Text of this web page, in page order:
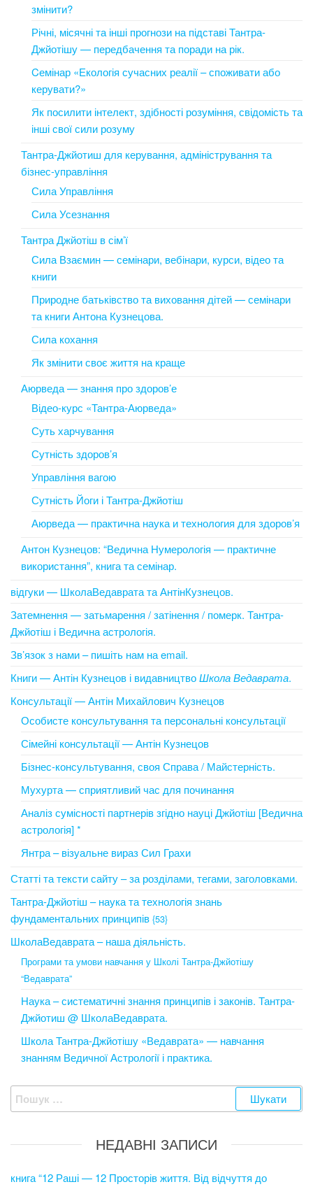
змінити?
Річні, місячні та інші прогнози на підставі Тантра-
Джйотішу — передбачення та поради на рік.
Cемінар «Екологія сучасних реалії – споживати або
керувати?»
Як посилити інтелект, здібності розуміння, свідомість та
інші свої сили розуму
Тантра-Джйотиш для керування, адміністрування та
бізнес-управління
Сила Управління
Сила Усезнання
Тантра Джйотіш в сім’ї
Сила Взаємин — семінари, вебінари, курси, відео та
книги
Природне батьківство та виховання дітей — семінари
та книги Антона Кузнецова.
Сила кохання
Як змінити своє життя на краще
Аюрведа — знання про здоров’е
Відео-курс «Тантра-Аюрведа»
Суть харчування
Сутність здоров’я
Управління вагою
Сутність Йоги і Тантра-Джйотіш
Аюрведа — практична наука и технология для здоров’я
Антон Кузнецов: “Ведична Нумерологія — практичне
використання”, книга та семінар.
відгуки — ШколаВедаврата та АнтінКузнецов.
Затемнення — затьмарення / затінення / померк. Тантра-
Джйотіш і Ведична астрологія.
Зв’язок з нами – пишіть нам на email.
Книги — Антін Кузнецов і видавництвоШкола Ведаврата.
Консультації — Антін Михайлович Кузнецов
Особисте консультування та персональні консультації
Сімейні консультації — Антін Кузнецов
Бізнес-консультування, своя Справа / Майстерність.
Мухурта — сприятливий час для починання
Аналіз сумісності партнерів згідно науці Джйотіш [Ведична
астрологія] *
Янтра – візуальне вираз Сил Грахи
Статті та тексти сайту – за розділами, тегами, заголовками.
Тантра-Джйотіш – наука та технологія знань
фундаментальних принципів {53}
ШколаВедаврата – наша діяльність.
Програми та умови навчання у Школі Тантра-Джйотішу
“Ведаврата”
Наука – систематичні знання принципів і законів. Тантра-
Джйотиш @ ШколаВедаврата.
Школа Тантра-Джйотішу «Ведаврата» — навчання
знанням Ведичної Астрології і практика.
Пошук:
НЕДАВНІ ЗАПИСИ
книга “12 Раші — 12 Просторів життя. Від відчуття до